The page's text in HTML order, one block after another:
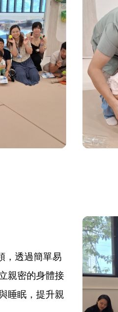
，透過簡單易
親密的身體接
睡眠，提升親